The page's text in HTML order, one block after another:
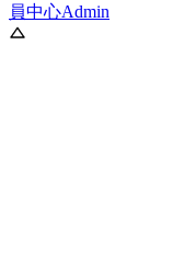
員中心Admin